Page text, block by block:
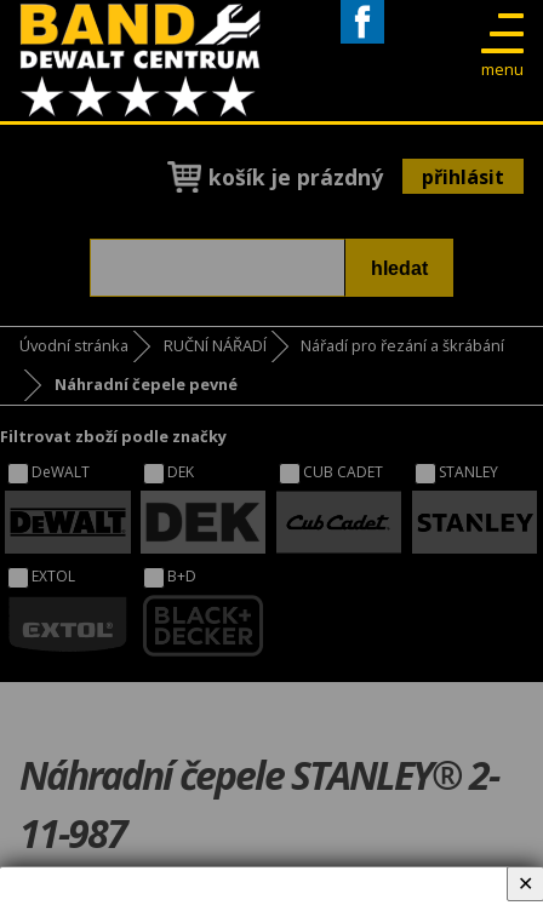
menu
košík je prázdný přihlásit
Úvodní stránka RUČNÍ NÁŘADÍ
Nářadí pro řezání a škrábání
Náhradní čepele pevné
Filtrovat zboží podle značky
DeWALT DEK CUB CADET STANLEY
EXTOL B+D
Náhradní čepele STANLEY® 2-
11-987
✕